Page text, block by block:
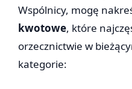
Wspólnicy, mogę
kwotowe, które
orzecznictwie w
kategorie: